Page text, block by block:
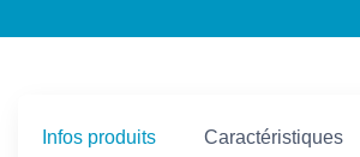
Infos produits Caractéristiques